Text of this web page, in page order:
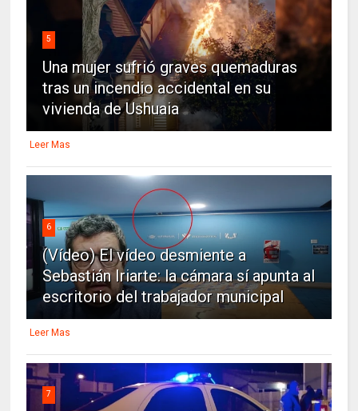
5
Una mujer sufrió graves quemaduras
tras un incendio accidental en su
vivienda de Ushuaia
Leer Mas
6
(Vídeo) El vídeo desmiente a
Sebastián Iriarte: la cámara sí apunta al
escritorio del trabajador municipal
Leer Mas
7